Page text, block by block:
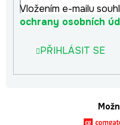
Vložením e-mailu
ochrany osobních
PŘIHLÁSIT SE